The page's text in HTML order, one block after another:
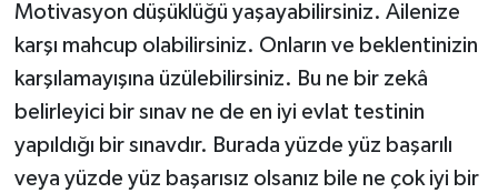
Motivasyon düşüklüğü yaşayabilirsiniz. Ailenize
karşı mahcup olabilirsiniz. Onların ve beklentinizin
karşılamayışına üzülebilirsiniz. Bu ne bir zekâ
belirleyici bir sınav ne de en iyi evlat testinin
yapıldığı bir sınavdır. Burada yüzde yüz başarılı
veya yüzde yüz başarısız olsanız bile ne çok iyi bir